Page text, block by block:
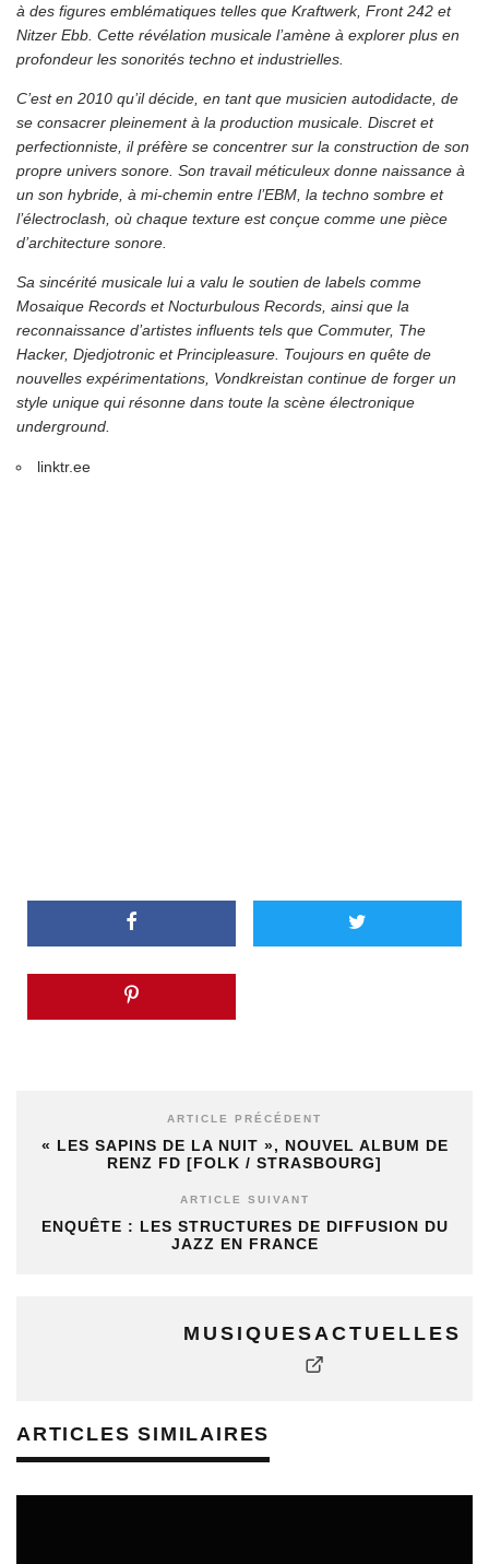
à des figures emblématiques telles que Kraftwerk, Front 242 et
Nitzer Ebb. Cette révélation musicale l’amène à explorer plus en
profondeur les sonorités techno et industrielles.
C’est en 2010 qu’il décide, en tant que musicien autodidacte, de
se consacrer pleinement à la production musicale. Discret et
perfectionniste, il préfère se concentrer sur la construction de son
propre univers sonore. Son travail méticuleux donne naissance à
un son hybride, à mi-chemin entre l’EBM, la techno sombre et
l’électroclash, où chaque texture est conçue comme une pièce
d’architecture sonore.
Sa sincérité musicale lui a valu le soutien de labels comme
Mosaique Records et Nocturbulous Records, ainsi que la
reconnaissance d’artistes influents tels que Commuter, The
Hacker, Djedjotronic et Principleasure. Toujours en quête de
nouvelles expérimentations, Vondkreistan continue de forger un
style unique qui résonne dans toute la scène électronique
underground.
linktr.ee
ARTICLE PRÉCÉDENT
« LES SAPINS DE LA NUIT », NOUVEL ALBUM DE
RENZ FD [FOLK / STRASBOURG]
ARTICLE SUIVANT
ENQUÊTE : LES STRUCTURES DE DIFFUSION DU
JAZZ EN FRANCE
MUSIQUESACTUELLES
ARTICLES SIMILAIRES